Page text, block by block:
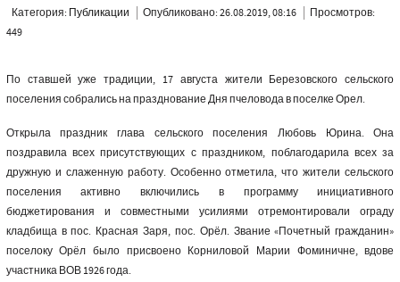
Категория: Публикации Опубликовано: 26.08.2019, 08:16
Просмотров:
449
По ставшей уже традиции, 17 августа жители Березовского сельского
поселения собрались на празднование Дня пчеловода в поселке Орел.
Открыла праздник глава сельского поселения Любовь Юрина. Она
поздравила всех присутствующих с праздником, поблагодарила всех за
дружную и слаженную работу. Особенно отметила, что жители сельского
поселения активно включились в программу инициативного
бюджетирования и совместными усилиями отремонтировали ограду
кладбища в пос. Красная Заря, пос. Орёл. Звание «Почетный гражданин»
поселоку Орёл было присвоено Корниловой Марии Фоминичне, вдове
участника ВОВ 1926 года.